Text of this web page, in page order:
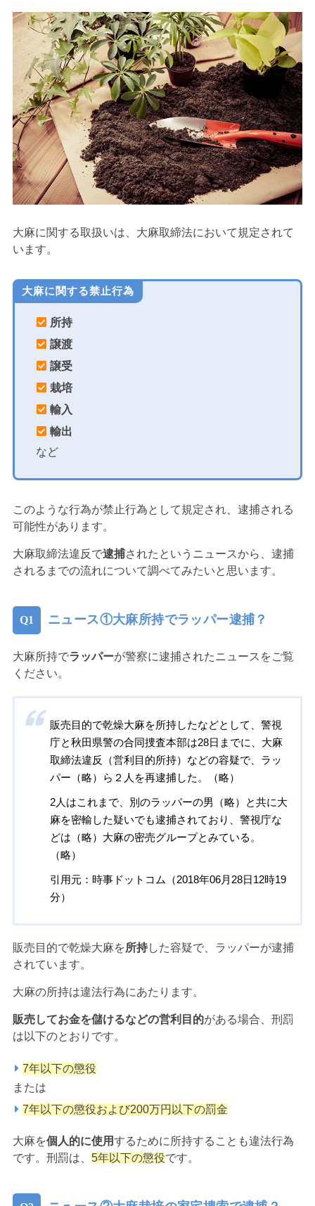
大麻に関する取扱いは、大麻取締法において規定されて
います。
大麻に関する禁止行為
所持
譲渡
譲受
栽培
輸入
輸出
など
このような行為が禁止行為として規定され、逮捕される
可能性があります。
大麻取締法違反で逮捕されたというニュースから、逮捕
されるまでの流れについて調べてみたいと思います。
ニュース①大麻所持でラッパー逮捕？
大麻所持でラッパーが警察に逮捕されたニュースをご覧
ください。
販売目的で乾燥大麻を所持したなどとして、警視
庁と秋田県警の合同捜査本部は28日までに、大麻
取締法違反（営利目的所持）などの容疑で、ラッ
パー（略）ら２人を再逮捕した。（略）
2人はこれまで、別のラッパーの男（略）と共に大
麻を密輸した疑いでも逮捕されており、警視庁な
どは（略）大麻の密売グループとみている。
（略）
引用元：時事ドットコム（2018年06月28日12時19
分）
販売目的で乾燥大麻を所持した容疑で、ラッパーが逮捕
されています。
大麻の所持は違法行為にあたります。
販売してお金を儲けるなどの営利目的がある場合、刑罰
は以下のとおりです。
7年以下の懲役
または
7年以下の懲役および200万円以下の罰金
大麻を個人的に使用するために所持することも違法行為
です。刑罰は、 5年以下の懲役です。